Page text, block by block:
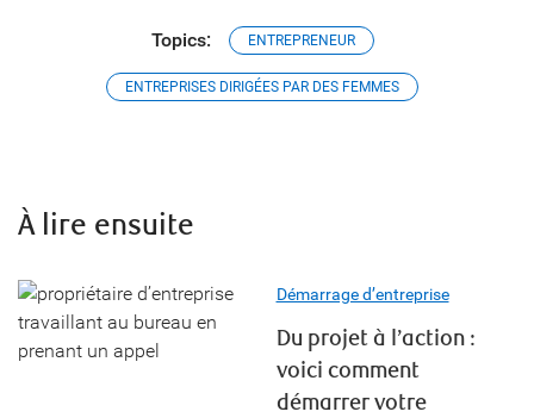
Topics: ENTREPRENEUR
ENTREPRISES DIRIGÉES PAR DES FEMMES
À lire ensuite
Démarrage d’entreprise
Du projet à l’action :
voici comment
démarrer votre